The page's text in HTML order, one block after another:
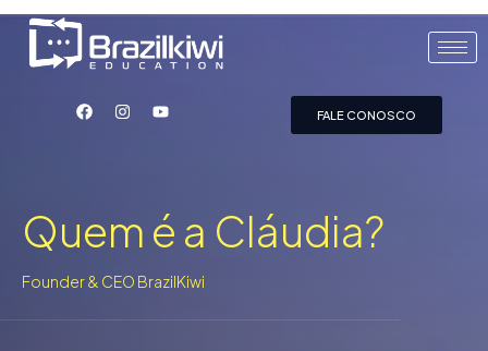
FALE CONOSCO
Quem é a Cláudia?
Founder & CEO BrazilKiwi